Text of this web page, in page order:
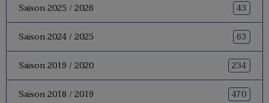
Saison 2025 / 2026 43
Saison 2024 / 2025 63
Saison 2019 / 2020 234
Saison 2018 / 2019 470